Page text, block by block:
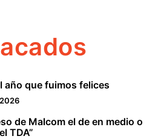
año que fuimos felices
de Malcom el de en medio o
TDA”